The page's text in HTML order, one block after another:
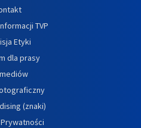
TVP
Etyki
dla prasy
(znaki)